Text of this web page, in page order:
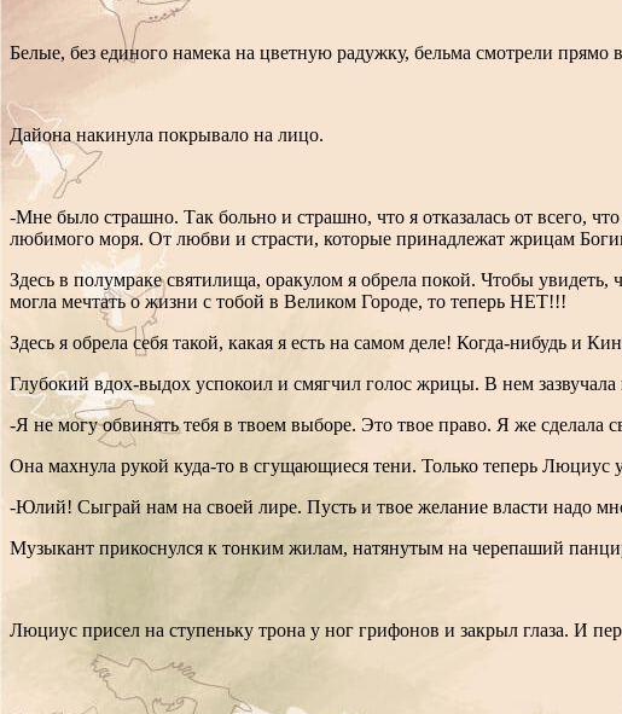
Белые, без единого намека на цветную радужку, бельма смотрели прямо
Дайона накинула покрывало на лицо.
-Мне было страшно. Так больно и страшно, что я отказалась от всего,
любимого моря. От любви и страсти, которые принадлежат жрицам
Здесь в полумраке святилища, оракулом я обрела покой. Чтобы
могла мечтать о жизни с тобой в Великом Городе, то теперь НЕТ!!!
Здесь я обрела себя такой, какая я есть на самом деле! Когда-нибудь
Глубокий вдох-выдох успокоил и смягчил голос жрицы. В нем зазвучала
-Я не могу обвинять тебя в твоем выборе. Это твое право. Я же сделала
Она махнула рукой куда-то в сгущающиеся тени. Только теперь Люциус
-Юлий! Сыграй нам на своей лире. Пусть и твое желание власти надо
Музыкант прикоснулся к тонким жилам, натянутым на черепаший
Люциус присел на ступеньку трона у ног грифонов и закрыл глаза. И